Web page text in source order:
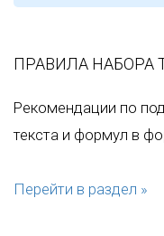
ПРАВИЛА НАБОРА
Рекомендации по
текста и формул в
Перейти в раздел »